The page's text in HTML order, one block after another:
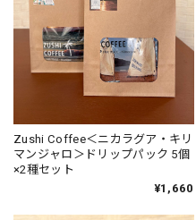
Zushi Coffee＜ニカラグア・キリ
マンジャロ＞ドリップパック 5個
×2種セット
¥1,660